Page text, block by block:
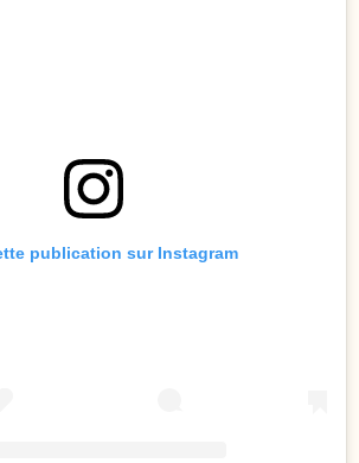
publication sur Instagram